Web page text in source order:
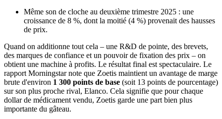
Même son de cloche au deuxième trimestre 2025 : une
croissance de 8 %, dont la moitié (4 %) provenait des hausses
de prix.
Quand on additionne tout cela – une R&D de pointe, des brevets,
des marques de confiance et un pouvoir de fixation des prix – on
obtient une machine à profits. Le résultat final est spectaculaire. Le
rapport Morningstar note que Zoetis maintient un avantage de marge
brute d'environ 1 300 points de base (soit 13 points de pourcentage)
sur son plus proche rival, Elanco. Cela signifie que pour chaque
dollar de médicament vendu, Zoetis garde une part bien plus
importante du gâteau.